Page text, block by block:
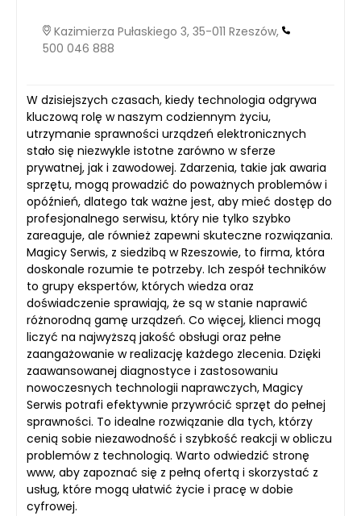
Kazimierza Pułaskiego 3, 35-011 Rzeszów,
500 046 888
W dzisiejszych czasach, kiedy technologia odgrywa
kluczową rolę w naszym codziennym życiu,
utrzymanie sprawności urządzeń elektronicznych
stało się niezwykle istotne zarówno w sferze
prywatnej, jak i zawodowej. Zdarzenia, takie jak awaria
sprzętu, mogą prowadzić do poważnych problemów i
opóźnień, dlatego tak ważne jest, aby mieć dostęp do
profesjonalnego serwisu, który nie tylko szybko
zareaguje, ale również zapewni skuteczne rozwiązania.
Magicy Serwis, z siedzibą w Rzeszowie, to firma, która
doskonale rozumie te potrzeby. Ich zespół techników
to grupy ekspertów, których wiedza oraz
doświadczenie sprawiają, że są w stanie naprawić
różnorodną gamę urządzeń. Co więcej, klienci mogą
liczyć na najwyższą jakość obsługi oraz pełne
zaangażowanie w realizację każdego zlecenia. Dzięki
zaawansowanej diagnostyce i zastosowaniu
nowoczesnych technologii naprawczych, Magicy
Serwis potrafi efektywnie przywrócić sprzęt do pełnej
sprawności. To idealne rozwiązanie dla tych, którzy
cenią sobie niezawodność i szybkość reakcji w obliczu
problemów z technologią. Warto odwiedzić stronę
www, aby zapoznać się z pełną ofertą i skorzystać z
usług, które mogą ułatwić życie i pracę w dobie
cyfrowej.